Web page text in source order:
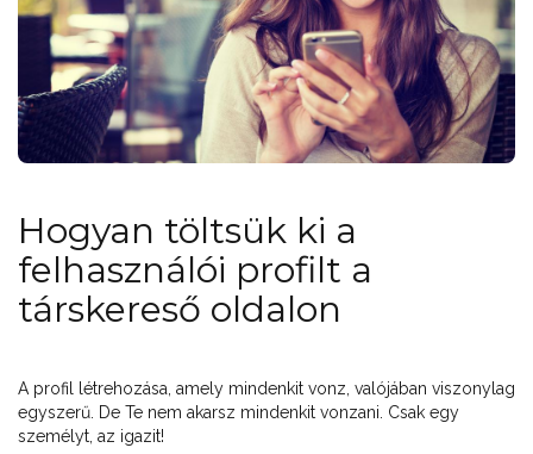
Hogyan töltsük ki a
felhasználói profilt a
társkereső oldalon
A profil létrehozása, amely mindenkit vonz, valójában viszonylag
egyszerű. De Te nem akarsz mindenkit vonzani. Csak egy
személyt, az igazit!